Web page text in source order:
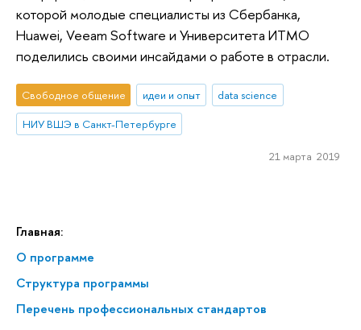
Главная:
О программе
Структура программы
Перечень профессиональных стандартов
которой молодые специалисты из Сбербанка,
Huawei, Veeam Software и Университета ИТМО
поделились своими инсайдами о работе в отрасли.
Свободное общение идеи и опыт
data science
НИУ ВШЭ в Санкт-Петербурге
21 марта 2019